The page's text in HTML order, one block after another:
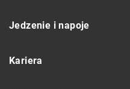
Jedzenie i napoje
Kariera